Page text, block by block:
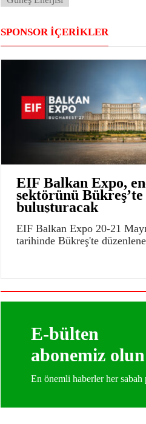
SPONSOR İÇERİKLER
EIF Balkan Expo,
sektörünü Bükreş’te
buluşturacak
EIF Balkan Expo 20-21
tarihinde Bükreş'te
E-bülten
abonemiz olun
En önemli haberler her